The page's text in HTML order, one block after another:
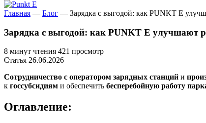
Главная — Блог — Зарядка с выгодой: как PUNKT E
Зарядка с выгодой: как PUNKT E улучшают
8 минут чтения 421 просмотр
Статья 26.06.2026
Сотрудничество с оператором зарядных станций и
к госсубсидиям и обеспечить бесперебойную работу
Оглавление: